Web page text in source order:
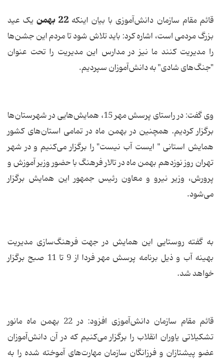
قائم مقام سازمان دانش‌آموزی با بیان اینکه
یک عید
بزرگ مردمی است، اشاره کرد: باید تلاش شود تا مردم این جشن‌ها
را مدیریت کنند ما نیز در مدارس این مدیریت را تحت عنوان
"جنگ‌های شادی" به دانش‌آموزان سپردیم.
وی گفت: در راستای پرسش مهر 15، همایش‌هایی در شهرستان‌ها
برگزار کردیم. همچنین در بهمن ماه در تمامی استان‌های کشور
همایش استانی " ایست آب نیست" را برگزار می‌کنیم و در شهر
تهران روز نوزدهم بهمن ماه در تالار فرهنگ با حضور وزیر آموزش و
پرورش، وزیر نیرو و معاون رئیس جمهور این همایش برگزار
می‌شود.
به گفته روستایی این همایش در جهت فرهنگ‌سازی مدیریت
بهینه آب و ذیل برنامه پرسش مهر فردا از 9 تا 11 صبح برگزار
خواهد شد.
قائم مقام سازمان دانش‌آموزی افزود: در 22 بهمن ماه مانور
تشکیلاتی یاوران انقلاب را برگزار می‌کنیم که در آن دانش‌آموزان
عضو پیشتازان و فرزانگان سازمان مهارت‌های آموخته شده را به